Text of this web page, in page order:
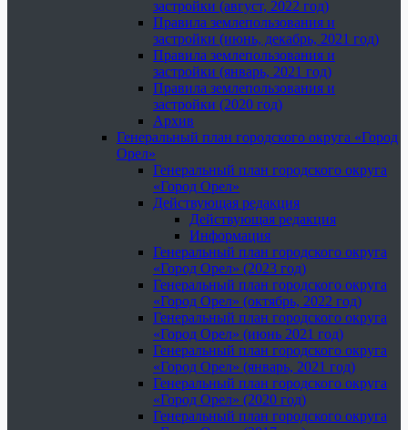
застройки (август, 2022 год)
Правила землепользования и
застройки (июнь, декабрь, 2021 год)
Правила землепользования и
застройки (январь, 2021 год)
Правила землепользования и
застройки (2020 год)
Архив
Генеральный план городского округа «Город
Орел»
Генеральный план городского округа
«Город Орел»
Действующая редакция
Действующая редакция
Информация
Генеральный план городского округа
«Город Орел» (2023 год)
Генеральный план городского округа
«Город Орел» (октябрь, 2022 год)
Генеральный план городского округа
«Город Орел» (июнь 2021 год)
Генеральный план городского округа
«Город Орел» (январь, 2021 год)
Генеральный план городского округа
«Город Орел» (2020 год)
Генеральный план городского округа